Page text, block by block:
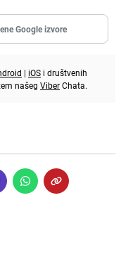
Google izvore
| iOS i društvenih
našeg ViberChata.